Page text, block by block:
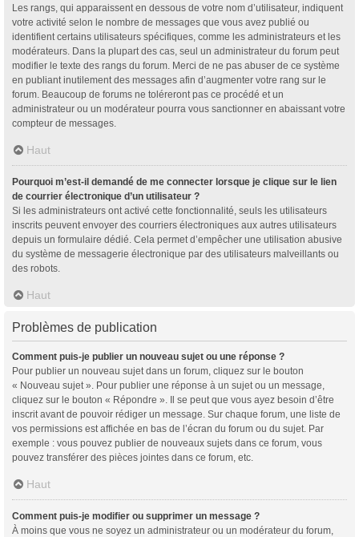
Les rangs, qui apparaissent en dessous de votre nom d’utilisateur, indiquent
votre activité selon le nombre de messages que vous avez publié ou
identifient certains utilisateurs spécifiques, comme les administrateurs et les
modérateurs. Dans la plupart des cas, seul un administrateur du forum peut
modifier le texte des rangs du forum. Merci de ne pas abuser de ce système
en publiant inutilement des messages afin d’augmenter votre rang sur le
forum. Beaucoup de forums ne toléreront pas ce procédé et un
administrateur ou un modérateur pourra vous sanctionner en abaissant votre
compteur de messages.
Haut
Pourquoi m’est-il demandé de me connecter lorsque je clique sur le lien
de courrier électronique d’un utilisateur ?
Si les administrateurs ont activé cette fonctionnalité, seuls les utilisateurs
inscrits peuvent envoyer des courriers électroniques aux autres utilisateurs
depuis un formulaire dédié. Cela permet d’empêcher une utilisation abusive
du système de messagerie électronique par des utilisateurs malveillants ou
des robots.
Haut
Problèmes de publication
Comment puis-je publier un nouveau sujet ou une réponse ?
Pour publier un nouveau sujet dans un forum, cliquez sur le bouton
« Nouveau sujet ». Pour publier une réponse à un sujet ou un message,
cliquez sur le bouton « Répondre ». Il se peut que vous ayez besoin d’être
inscrit avant de pouvoir rédiger un message. Sur chaque forum, une liste de
vos permissions est affichée en bas de l’écran du forum ou du sujet. Par
exemple : vous pouvez publier de nouveaux sujets dans ce forum, vous
pouvez transférer des pièces jointes dans ce forum, etc.
Haut
Comment puis-je modifier ou supprimer un message ?
À moins que vous ne soyez un administrateur ou un modérateur du forum,